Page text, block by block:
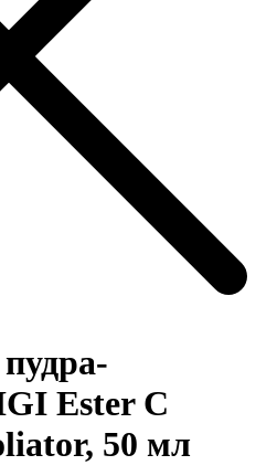
Ester C
50 мл